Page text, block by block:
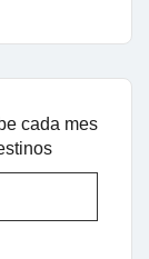
cada mes